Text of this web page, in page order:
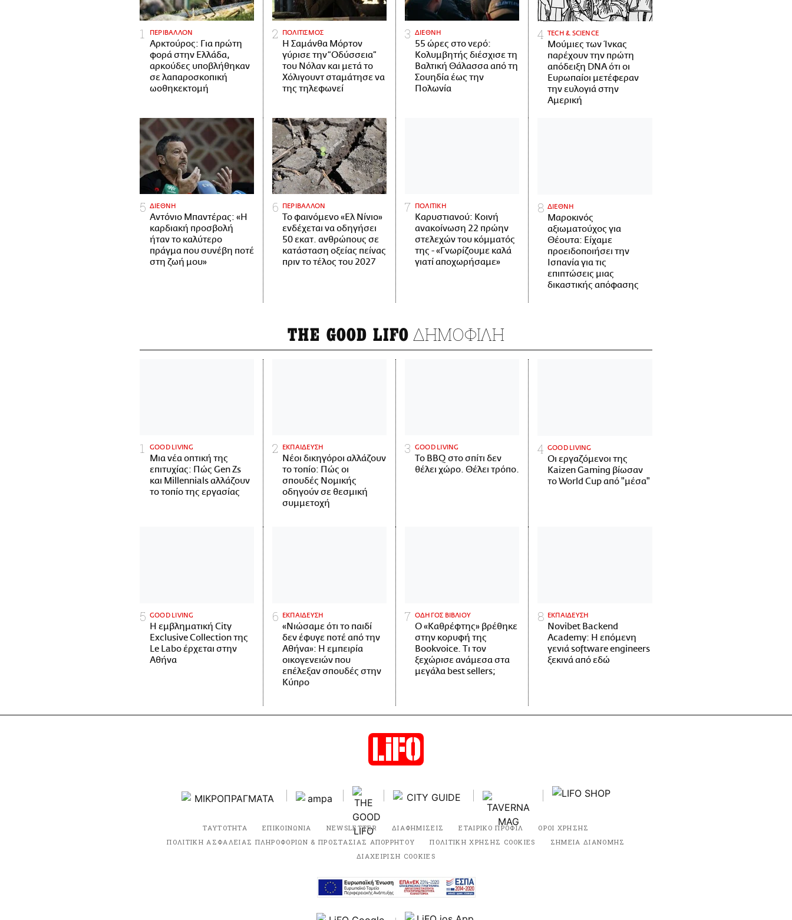
ΠΕΡΙΒΑΛΛΟΝ
Αρκτούρος: Για πρώτη
φορά στην Ελλάδα,
αρκούδες υποβλήθηκαν
σε λαπαροσκοπική
ωοθηκεκτομή
ΠΟΛΙΤΙΣΜΟΣ
Η Σαμάνθα Μόρτον
γύρισε την “Οδύσσεια”
του Νόλαν και μετά το
Χόλιγουντ σταμάτησε να
της τηλεφωνεί
ΔΙΕΘΝΗ
55 ώρες στο νερό:
Κολυμβητής διέσχισε τη
Βαλτική Θάλασσα από τη
Σουηδία έως την
Πολωνία
ΤECH & SCIENCE
Μούμιες των Ίνκας
παρέχουν την πρώτη
απόδειξη DNA ότι οι
Ευρωπαίοι μετέφεραν
την ευλογιά στην
Αμερική
ΔΙΕΘΝΗ
Αντόνιο Μπαντέρας: «Η
καρδιακή προσβολή
ήταν το καλύτερο
πράγμα που συνέβη ποτέ
στη ζωή μου»
ΠΕΡΙΒΑΛΛΟΝ
Το φαινόμενο «Ελ Νίνιο»
ενδέχεται να οδηγήσει
50 εκατ. ανθρώπους σε
κατάσταση οξείας πείνας
πριν το τέλος του 2027
ΠΟΛΙΤΙΚΗ
Καρυστιανού: Κοινή
ανακοίνωση 22 πρώην
στελεχών του κόμματός
της - «Γνωρίζουμε καλά
γιατί αποχωρήσαμε»
ΔΙΕΘΝΗ
Μαροκινός
αξιωματούχος για
Θέουτα: Είχαμε
προειδοποιήσει την
Ισπανία για τις
επιπτώσεις μιας
δικαστικής απόφασης
THE GOOD LIFO ΔΗΜΟΦΙΛΗ
GOOD LIVING
Μια νέα οπτική της
επιτυχίας: Πώς Gen Zs
και Millennials αλλάζουν
το τοπίο της εργασίας
ΕΚΠΑΙΔΕΥΣΗ
Νέοι δικηγόροι αλλάζουν
το τοπίο: Πώς οι
σπουδές Νομικής
οδηγούν σε θεσμική
συμμετοχή
GOOD LIVING
Το BBQ στο σπίτι δεν
θέλει χώρο. Θέλει τρόπο.
GOOD LIVING
Οι εργαζόμενοι της
Kaizen Gaming βίωσαν
το World Cup από "μέσα"
GOOD LIVING
Η εμβληματική City
Exclusive Collection της
Le Labo έρχεται στην
Αθήνα
ΕΚΠΑΙΔΕΥΣΗ
«Νιώσαμε ότι το παιδί
δεν έφυγε ποτέ από την
Αθήνα»: Η εμπειρία
οικογενειών που
επέλεξαν σπουδές στην
Κύπρο
ΟΔΗΓΟΣ ΒΙΒΛΙΟΥ
Ο «Καθρέφτης» βρέθηκε
στην κορυφή της
Bookvoice. Τι τον
ξεχώρισε ανάμεσα στα
μεγάλα best sellers;
ΕΚΠΑΙΔΕΥΣΗ
Novibet Backend
Academy: Η επόμενη
γενιά software engineers
ξεκινά από εδώ
ΤΑΥΤΟΤΗΤΑ ΕΠΙΚΟΙΝΩΝΙΑ NEWSLETTER ΔΙΑΦΗΜΙΣΕΙΣ ΕΤΑΙΡΙΚΟ ΠΡΟΦΙΛ
ΟΡΟΙ ΧΡΗΣΗΣ
ΠΟΛΙΤΙΚΗ ΑΣΦΑΛΕΙΑΣ ΠΛΗΡΟΦΟΡΙΩΝ & ΠΡΟΣΤΑΣΙΑΣ ΑΠΟΡΡΗΤΟΥ
ΠΟΛΙΤΙΚΗ ΧΡΗΣΗΣ COOKIES
ΣΗΜΕΙΑ ΔΙΑΝΟΜΗΣ
ΔΙΑΧΕΙΡΙΣΗ COOKIES